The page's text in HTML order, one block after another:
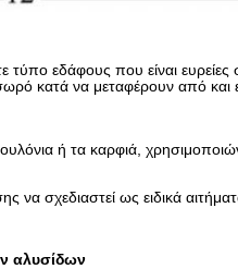
τύπο εδάφους που είναι
κατά να μεταφέρουν από και
ή τα καρφιά,
να σχεδιαστεί ως ειδικά
αλυσίδων